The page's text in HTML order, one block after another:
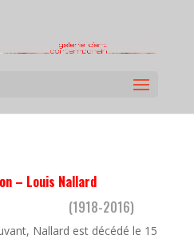
– Louis Nallard
(1918-2016)
Nallard est décédé le 15